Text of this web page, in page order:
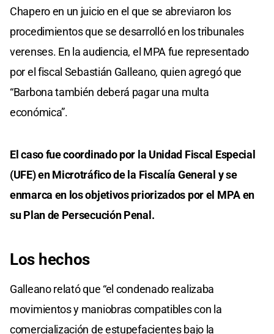
Chapero en un juicio en el que se abreviaron los
procedimientos que se desarrolló en los tribunales
verenses. En la audiencia, el MPA fue representado
por el fiscal Sebastián Galleano, quien agregó que
“Barbona también deberá pagar una multa
económica”.
El caso fue coordinado por la Unidad Fiscal Especial
(UFE) en Microtráfico de la Fiscalía General y se
enmarca en los objetivos priorizados por el MPA en
su Plan de Persecución Penal.
Los hechos
Galleano relató que “el condenado realizaba
movimientos y maniobras compatibles con la
comercialización de estupefacientes bajo la